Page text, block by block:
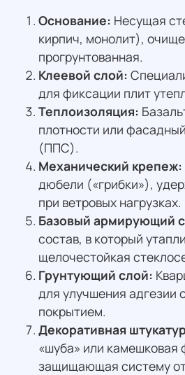
Основание: Несущая
кирпич, монолит),
прогрунтованная.
Клеевой слой:
для фиксации плит
Теплоизоляция:
плотности или
(ППС).
Механический крепеж:
дюбели («грибки»),
при ветровых нагрузках.
Базовый армирующий
состав, в который
щелочестойкая
Грунтующий слой:
для улучшения адгезии
покрытием.
Декоративная
«шуба» или камешковая
защищающая систему